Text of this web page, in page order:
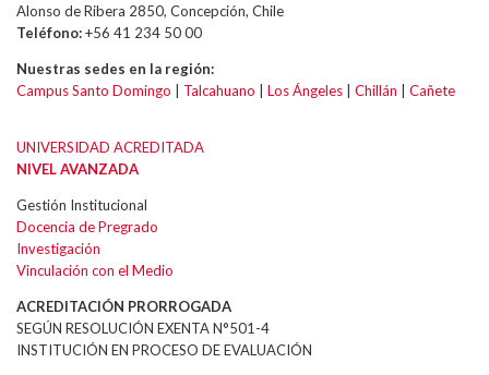
Alonso de Ribera 2850, Concepción, Chile
Teléfono:+56 41 234 50 00
Nuestras sedes en la región:
Campus Santo Domingo
Talcahuano Los Ángeles Chillán Cañete
UNIVERSIDAD ACREDITADA
NIVEL AVANZADA
Gestión Institucional
Docencia de Pregrado
Investigación
Vinculación con el Medio
ACREDITACIÓN PRORROGADA
SEGÚN RESOLUCIÓN EXENTA N°501-4
INSTITUCIÓN EN PROCESO DE EVALUACIÓN